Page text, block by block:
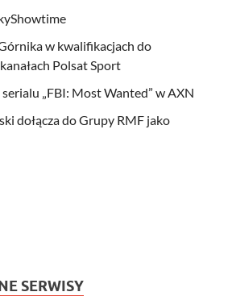
w kwalifikacjach do
Polsat Sport
„FBI: Most Wanted” w AXN
dołącza do Grupy RMF jako
SERWISY